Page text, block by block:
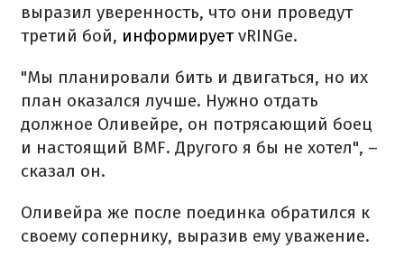
выразил уверенность, что они проведут
третий бой, информируетvRINGe.
"Мы планировали бить и двигаться, но их
план оказался лучше. Нужно отдать
должное Оливейре, он потрясающий боец
и настоящий BМF. Другого я бы не хотел", –
сказал он.
Оливейра же после поединка обратился к
своему сопернику, выразив ему уважение.